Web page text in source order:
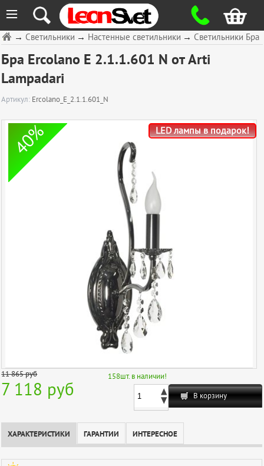
≡
→ Светильники Бра
→ Настенные светильники
→ Светильники
Бра Ercolano E 2.1.1.601 N от Arti
Lampadari
Артикул: Ercolano_E_2.1.1.601_N
40% LED лампы в подарок!
11 865руб
7 118 руб
158шт. в наличии!
В корзину
ХАРАКТЕРИСТИКИ ГАРАНТИИ ИНТЕРЕСНОЕ